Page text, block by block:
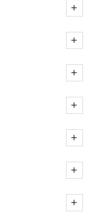
+
+
+
+
+
+
+